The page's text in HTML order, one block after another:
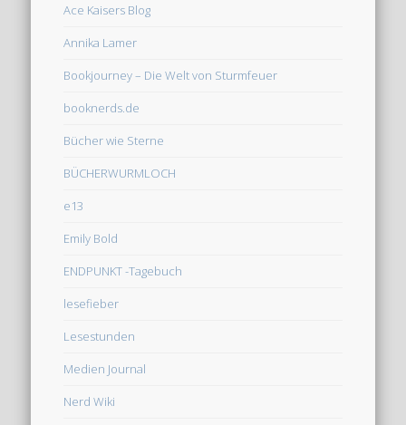
Ace Kaisers Blog
Annika Lamer
Bookjourney – Die Welt von Sturmfeuer
booknerds.de
Bücher wie Sterne
BÜCHERWURMLOCH
e13
Emily Bold
ENDPUNKT -Tagebuch
lesefieber
Lesestunden
Medien Journal
Nerd Wiki